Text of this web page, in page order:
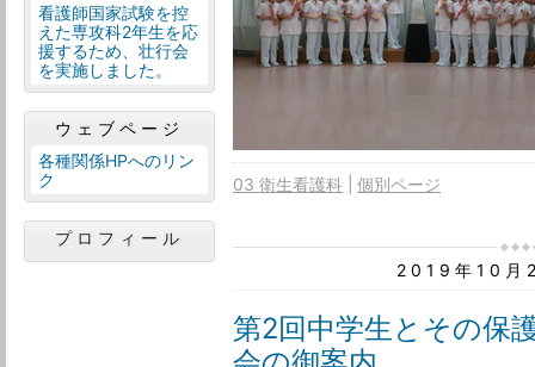
03 衛生看護科 個別ページ
2019年10月
第2回中学生とその保
看護師国家試験を控
えた専攻科2年生を応
援するため、壮行会
を実施しました。
ウェブページ
各種関係HPへのリン
ク
プロフィール